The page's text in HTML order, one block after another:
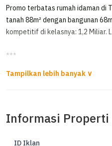
Promo terbatas rumah idaman di
tanah 88m² dengan bangunan
kompetitif di kelasnya: 1,2 Miliar.
***
Rumah ini menawarkan lokasi
lantai 1 yang siap untuk segera
Informasi Properti
ID Iklan